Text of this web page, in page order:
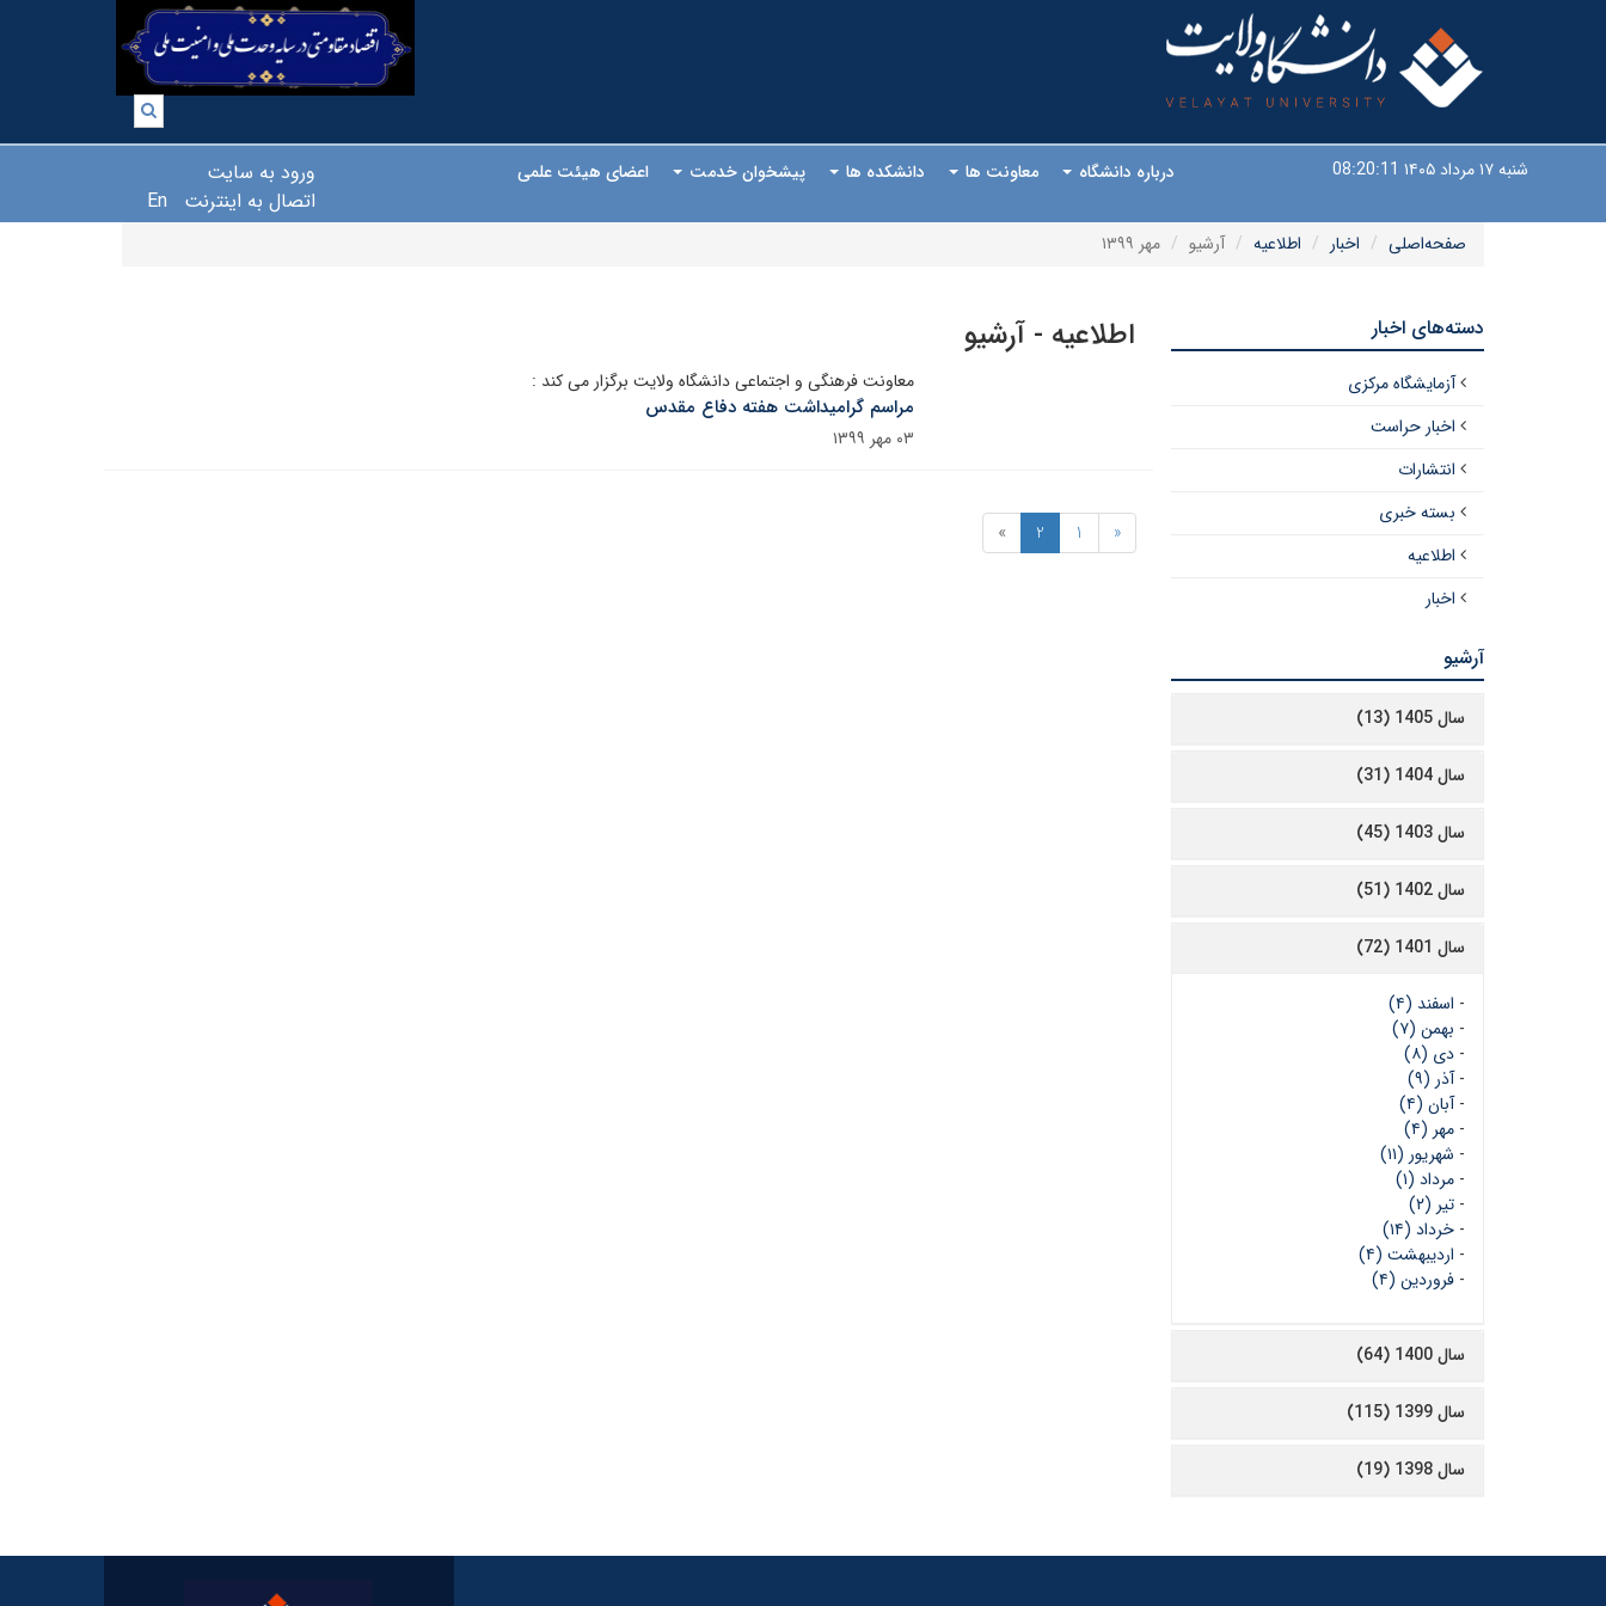
شنبه ۱۷ مرداد ۱۴۰۵ 08:20:12
ورود به سایت
اتصال به اینترنت
En
درباره دانشگاه معاونت ها دانشکده ها پیشخوان خدمت اعضای هیئت علمی
صفحه‌اصلی اخبار اطلاعیه آرشیو مهر ۱۳۹۹
اطلاعیه - آرشیو
معاونت فرهنگی و اجتماعی دانشگاه ولایت برگزار می کند :
مراسم گرامیداشت هفته دفاع مقدس
۰۳ مهر ۱۳۹۹
«
1
2
»
دسته‌های اخبار
آزمایشگاه مرکزی
اخبار حراست
انتشارات
بسته خبری
اطلاعیه
اخبار
آرشیو
سال 1405 (13)
سال 1404 (31)
سال 1403 (45)
سال 1402 (51)
سال 1401 (72)
- اسفند (۴)
- بهمن (۷)
- دی (۸)
-آذر (۹)
-آبان (۴)
- مهر (۴)
- شهریور (۱۱)
- مرداد (۱)
- تیر (۲)
- خرداد (۱۴)
- اردیبهشت (۴)
- فروردین (۴)
سال 1400 (64)
سال 1399 (115)
سال 1398 (19)